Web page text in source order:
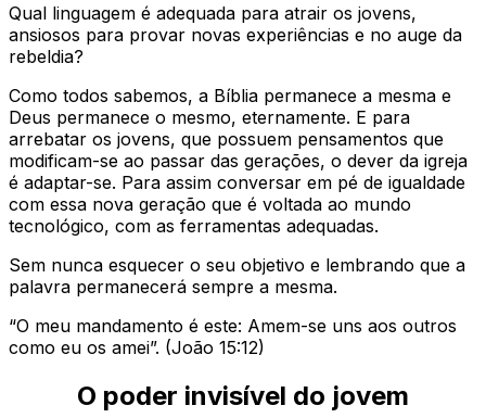
Qual linguagem é adequada para atrair os jovens,
ansiosos para provar novas experiências e no auge da
rebeldia?
Como todos sabemos, a Bíblia permanece a mesma e
Deus permanece o mesmo, eternamente. E para
arrebatar os jovens, que possuem pensamentos que
modificam-se ao passar das gerações, o dever da igreja
é adaptar-se. Para assim conversar em pé de igualdade
com essa nova geração que é voltada ao mundo
tecnológico, com as ferramentas adequadas.
Sem nunca esquecer o seu objetivo e lembrando que a
palavra permanecerá sempre a mesma.
“O meu mandamento é este: Amem-se uns aos outros
como eu os amei”. (João 15:12)
O poder invisível do jovem